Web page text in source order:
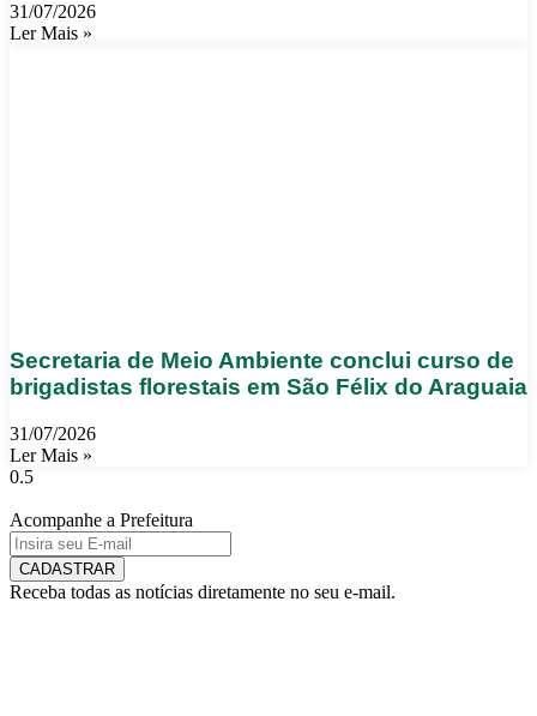
31/07/2026
Ler Mais »
Secretaria de Meio Ambiente conclui curso de
brigadistas florestais em São Félix do Araguaia
31/07/2026
Ler Mais »
Acompanhe a Prefeitura
CADASTRAR
Receba todas as notícias diretamente no seu e-mail.